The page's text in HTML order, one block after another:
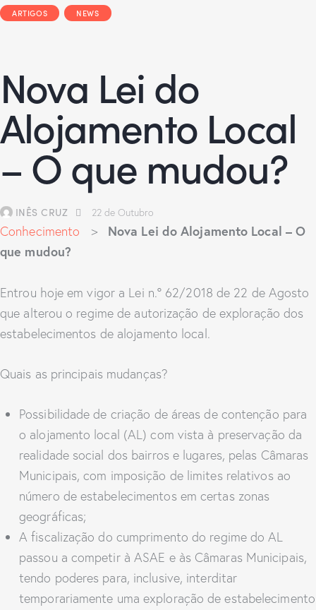
ARTIGOS NEWS
Nova Lei do
Alojamento Local
– O que mudou?
INÊS CRUZ 22 de Outubro
Conhecimento > Nova Lei do Alojamento Local – O
que mudou?
Entrou hoje em vigor a Lei n.º 62/2018 de 22 de Agosto
que alterou o regime de autorização de exploração dos
estabelecimentos de alojamento local.
Quais as principais mudanças?
Possibilidade de criação de áreas de contenção para
o alojamento local (AL) com vista à preservação da
realidade social dos bairros e lugares, pelas Câmaras
Municipais, com imposição de limites relativos ao
número de estabelecimentos em certas zonas
geográficas;
A fiscalização do cumprimento do regime do AL
passou a competir à ASAE e às Câmaras Municipais,
tendo poderes para, inclusive, interditar
temporariamente uma exploração de estabelecimento